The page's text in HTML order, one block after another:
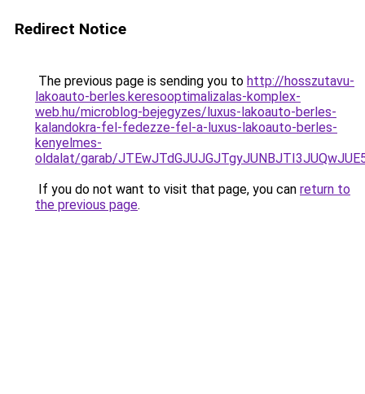
Redirect Notice
The previous page is sending you to http://hosszutavu-
lakoauto-berles.keresooptimalizalas-komplex-
web.hu/microblog-bejegyzes/luxus-lakoauto-berles-
kalandokra-fel-fedezze-fel-a-luxus-lakoauto-berles-
kenyelmes-
oldalat/garab/
If you do not want to visit that page, you can return to
the previous page.